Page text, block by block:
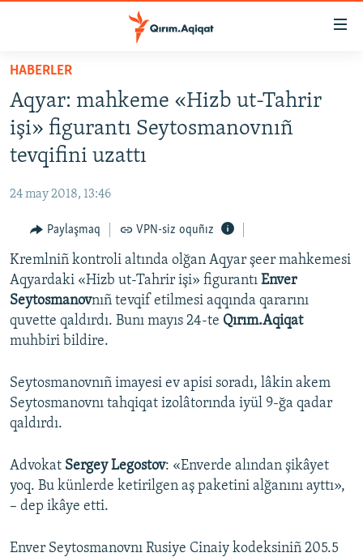
Esas
qaytmaq
Baş
navigatsiyağa
qaytmaq
Qıdıruvğa
qaytmaq
SİYASET
İQTİSADİYAT
MEDENİYET
İNSAN AQLARI
VİDEO
SÜRET
BLOGLAR
FİKİR
Русский
Українською
QOŞULIÑIZ!
RFE/RS bütün saytları
HABERLER
Aqyar: mahkeme «Hizb ut-Tahrir
işi» figurantı Seytosmanovnıñ
tevqifini uzattı
24 may 2018, 13:46
Paylaşmaq VPN-siz oquñız
Kremlniñ kontroli altında olğan Aqyar şeer mahkemesi
Aqyardaki «Hizb ut-Tahrir işi» figurantı Enver
Seytosmanovnıñ tevqif etilmesi aqqında qararını
quvette qaldırdı. Bunı mayıs 24-te Qırım.Aqiqat
muhbiri bildire.
Seytosmanovnıñ imayesi ev apisi soradı, lâkin akem
Seytosmanovnı tahqiqat izolâtorında iyül 9-ğa qadar
qaldırdı.
Advokat Sergey Legostov: «Enverde alından şikâyet
yoq. Bu künlerde ketirilgen aş paketini alğanını ayttı»,
– dep ikâye etti.​
Enver Seytosmanovnı Rusiye Cinaiy kodeksiniñ 205.5